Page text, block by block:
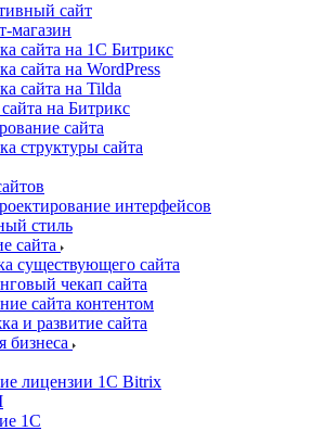
сайт
магазин
сайта на 1С Битрикс
сайта на WordPress
сайта на Tilda
на Битрикс
сайта
структуры сайта
интерфейсов
стиль
сайта
существующего сайта
чекап сайта
сайта контентом
и развитие сайта
бизнеса
лицензии 1C Bitrix
1C